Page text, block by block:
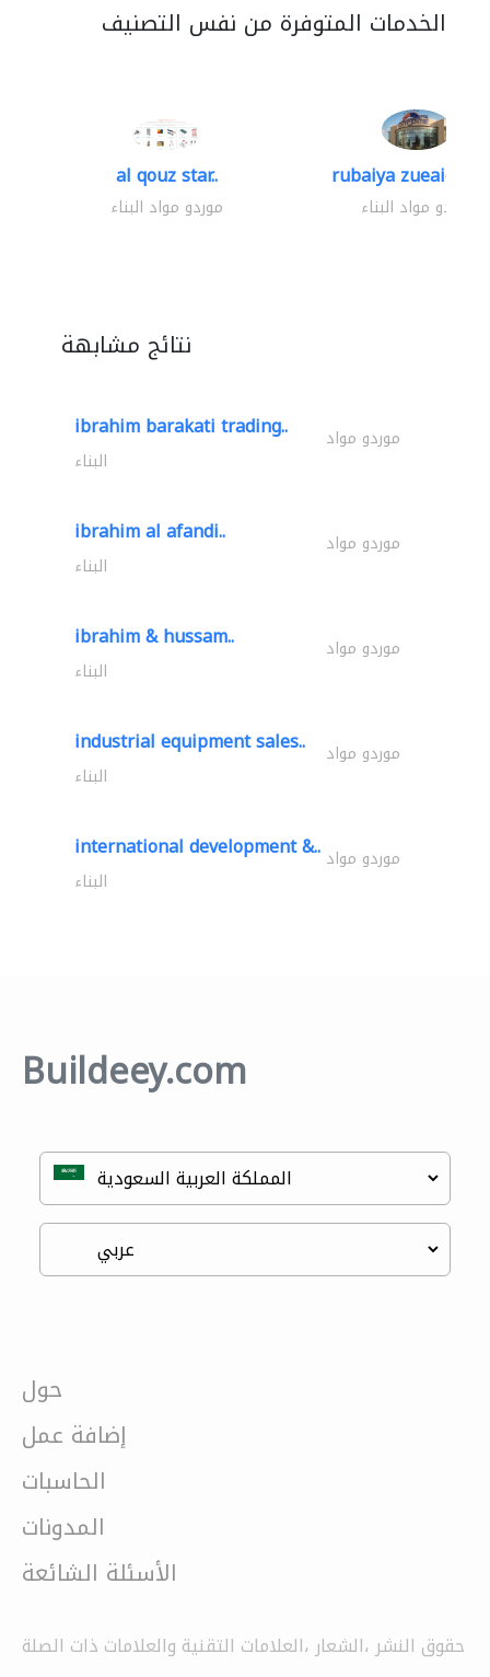
الخدمات المتوفرة من نفس التصنيف
al qouz star..
موردو مواد البناء
rubaiya zueaid
موردو مواد البناء
نتائج مشابهة
ibrahim barakati trading.. موردو مواد
البناء
ibrahim al afandi.. موردو مواد
البناء
ibrahim & hussam.. موردو مواد
البناء
industrial equipment sales.. موردو مواد
البناء
international development &.. موردو مواد
البناء
Buildeey.com
حول
إضافة عمل
الحاسبات
المدونات
الأسئلة الشائعة
حقوق النشر ،الشعار ،العلامات التقنية والعلامات ذات الصلة